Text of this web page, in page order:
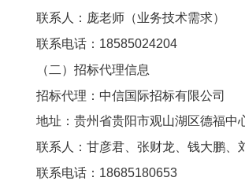
联系人：庞老师（业务技术需求）
联系电话：18585024204
（二）招标代理信息
招标代理：中信国际招标有限公司
地址：贵州省贵阳市观山湖区德福中
联系人：甘彦君、张财龙、钱大鹏、
联系电话：18685180653